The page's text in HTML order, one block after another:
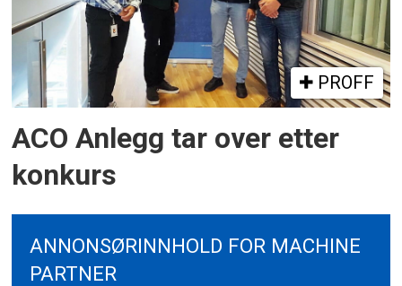
PROFF
ACO Anlegg tar over etter
konkurs
ANNONSØRINNHOLD FOR MACHINE
PARTNER